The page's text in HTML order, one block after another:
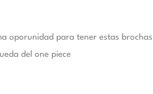
oporunidad para tener estas
del one piece